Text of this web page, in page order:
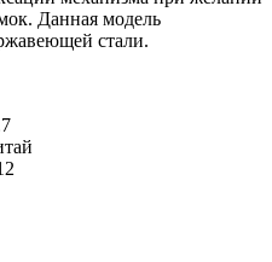
Данная модель
стали.